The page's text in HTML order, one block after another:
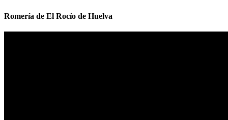
Romería de El Rocío de Huelva